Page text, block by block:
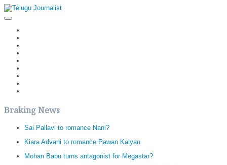
Braking News
Sai Pallavi to romance Nani?
Kiara Advani to romance Pawan Kalyan
Mohan Babu turns antagonist for Megastar?